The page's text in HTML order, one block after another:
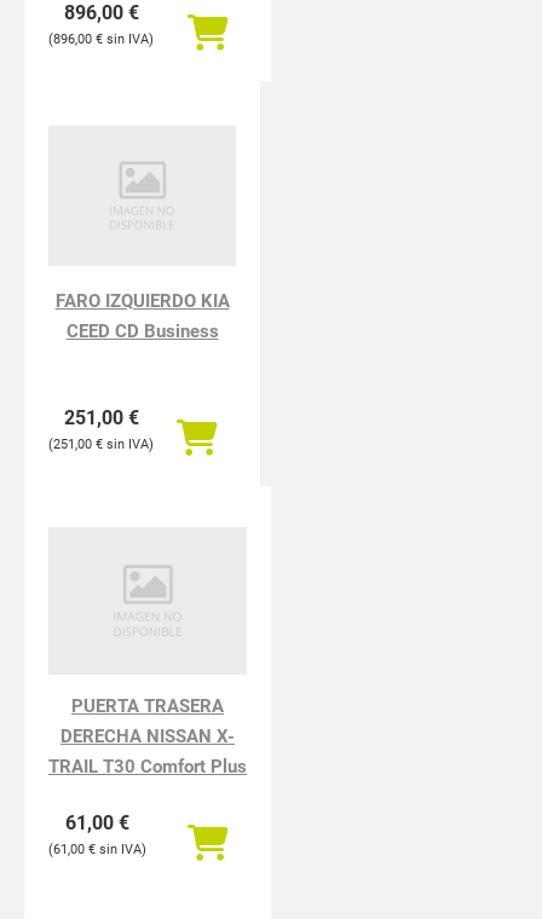
896,00 €
896,00 €
FARO IZQUIERDO KIA
CEED CD Business
251,00 €
251,00 €
PUERTA TRASERA
DERECHA NISSAN X-
TRAIL T30 Comfort Plus
61,00 €
61,00 €